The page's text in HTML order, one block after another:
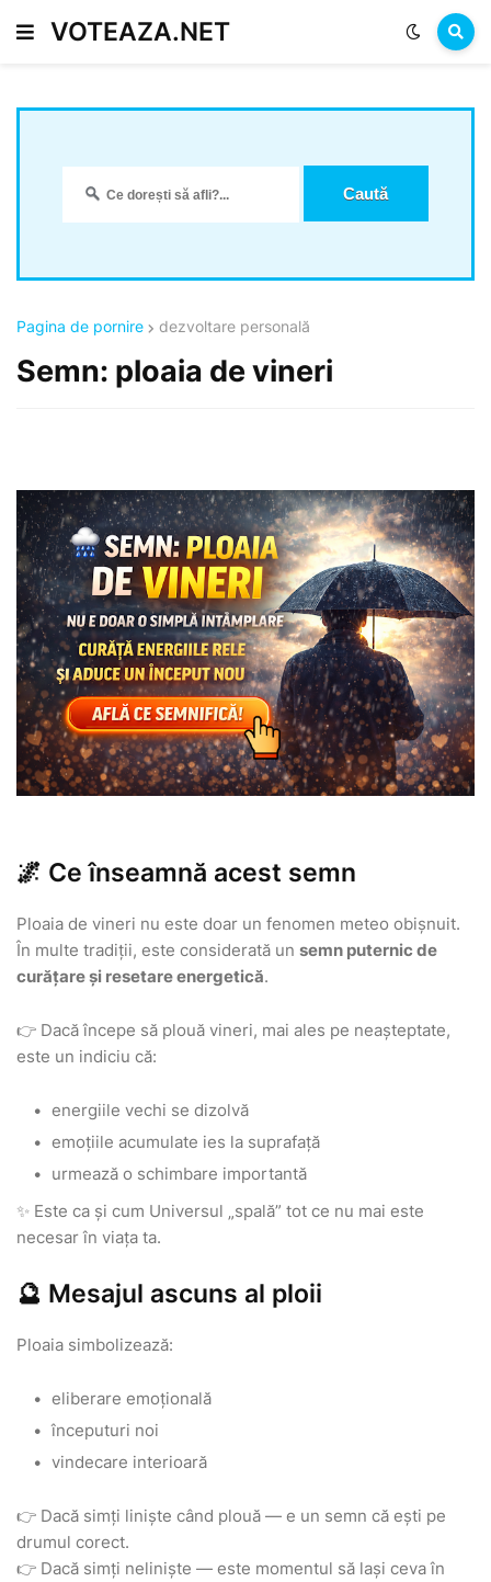
VOTEAZA.NET
Pagina de pornire dezvoltare personală
Semn: ploaia de vineri
🌌 Ce înseamnă acest semn
Ploaia de vineri nu este doar un fenomen meteo obișnuit.
În multe tradiții, este considerată un semn puternic de
curățare și resetare energetică.
👉 Dacă începe să plouă vineri, mai ales pe neașteptate,
este un indiciu că:
energiile vechi se dizolvă
emoțiile acumulate ies la suprafață
urmează o schimbare importantă
✨ Este ca și cum Universul „spală” tot ce nu mai este
necesar în viața ta.
🔮 Mesajul ascuns al ploii
Ploaia simbolizează:
eliberare emoțională
începuturi noi
vindecare interioară
👉 Dacă simți liniște când plouă — e un semn că ești pe
drumul corect.
👉 Dacă simți neliniște — este momentul să lași ceva în